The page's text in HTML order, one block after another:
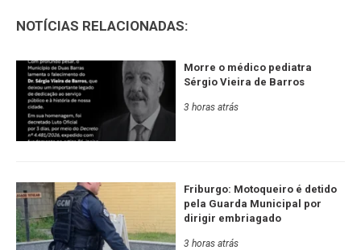
NOTÍCIAS RELACIONADAS:
Morre o médico pediatra
Sérgio Vieira de Barros
3 horas atrás
Friburgo: Motoqueiro é detido
pela Guarda Municipal por
dirigir embriagado
3 horas atrás